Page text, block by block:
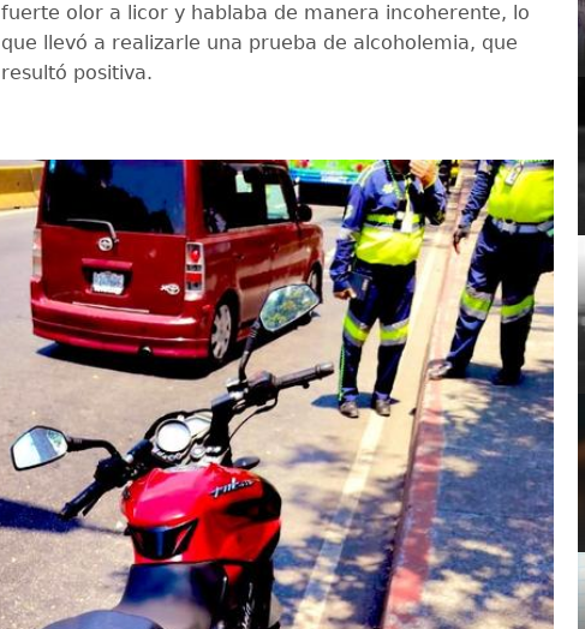
fuerte olor a licor y hablaba de manera incoherente, lo
que llevó a realizarle una prueba de alcoholemia, que
resultó positiva.